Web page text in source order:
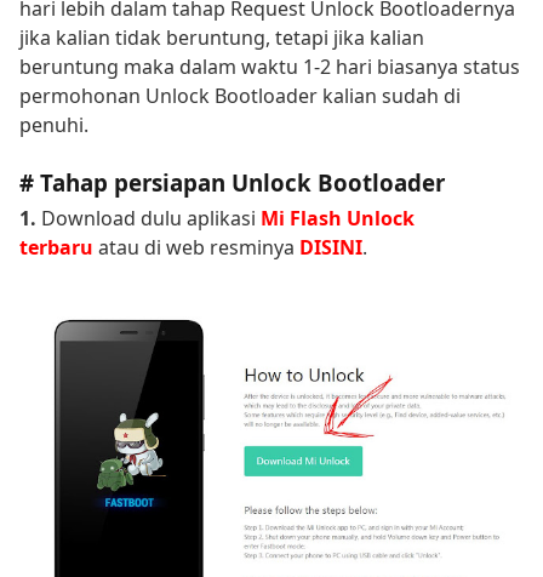
hari lebih dalam tahap Request Unlock Bootloadernya
jika kalian tidak beruntung, tetapi jika kalian
beruntung maka dalam waktu 1-2 hari biasanya status
permohonan Unlock Bootloader kalian sudah di
penuhi.
# Tahap persiapan Unlock Bootloader
1. Download dulu aplikasi Mi Flash Unlock
terbaru atau di web resminya DISINI.